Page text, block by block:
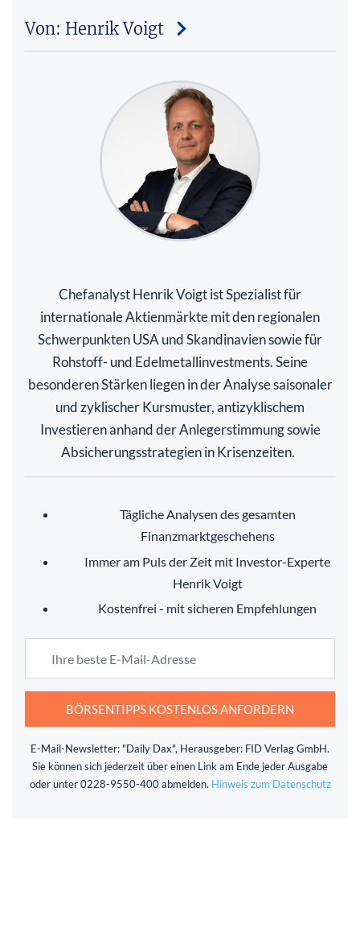
Von: Henrik Voigt
Chefanalyst Henrik Voigt ist Spezialist für
internationale Aktienmärkte mit den regionalen
Schwerpunkten USA und Skandinavien sowie für
Rohstoff- und Edelmetallinvestments. Seine
besonderen Stärken liegen in der Analyse saisonaler
und zyklischer Kursmuster, antizyklischem
Investieren anhand der Anlegerstimmung sowie
Absicherungsstrategien in Krisenzeiten.
Tägliche Analysen des gesamten
Finanzmarktgeschehens
Immer am Puls der Zeit mit Investor-Experte
Henrik Voigt
Kostenfrei - mit sicheren Empfehlungen
BÖRSENTIPPS KOSTENLOS ANFORDERN
E-Mail-Newsletter: "Daily Dax", Herausgeber: FID Verlag GmbH.
Sie können sich jederzeit über einen Link am Ende jeder Ausgabe
oder unter 0228-9550-400 abmelden. Hinweis zum Datenschutz